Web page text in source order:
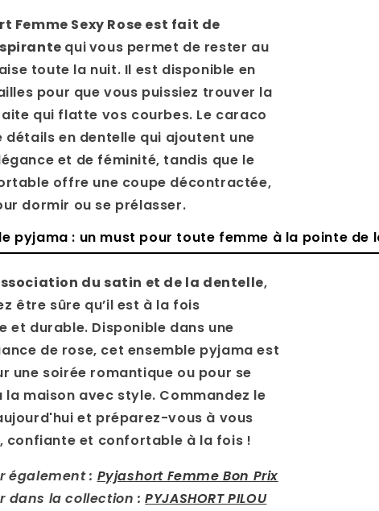
Femme Sexy Rose est fait de
quivous permet de rester au
toute la nuit. Il est disponible en
pour que vous puissiez trouver la
qui flatte vos courbes. Le caraco
détails en dentelle qui ajoutent une
et de féminité, tandis que le
offre une coupe décontractée,
dormir ou se prélasser.
pyjama : un must pour toute femme à la pointe de
du satin et de la dentelle,
être sûre qu’il est à la fois
et durable. Disponible dans une
de rose, cet ensemble pyjama est
une soirée romantique ou pour se
la maison avec style. Commandez le
et préparez-vous à vous
confiante et confortable à la fois !
également : Pyjashort Femme Bon Prix
dans la collection :PYJASHORT PILOU